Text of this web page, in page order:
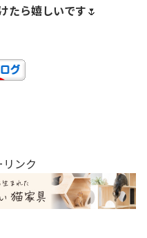
たら嬉しいです🌷
ンク